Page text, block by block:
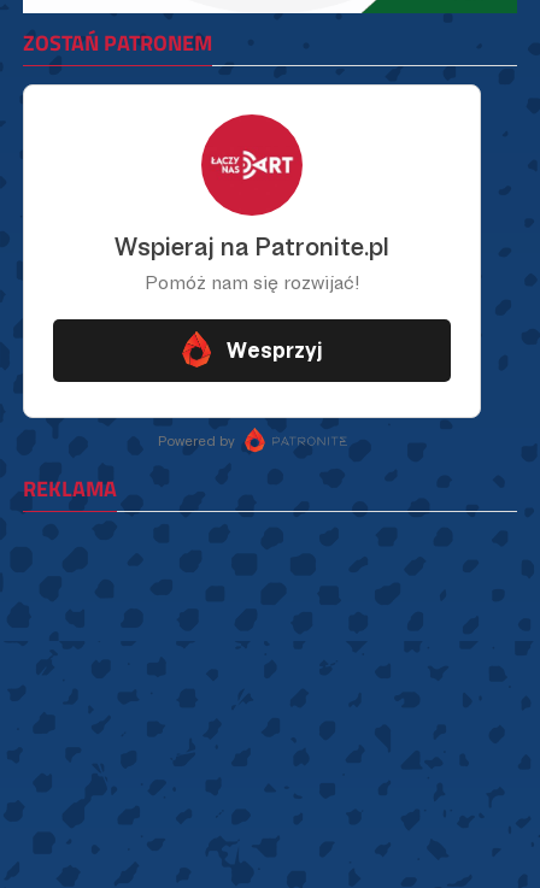
ZOSTAŃ PATRONEM
REKLAMA